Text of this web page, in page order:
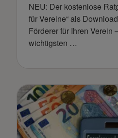
NEU: Der kostenlose
für Vereine“ als
Förderer für Ihren Verein
wichtigsten …